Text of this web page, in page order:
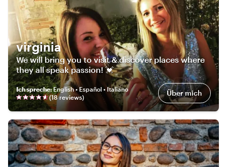
virginia
We will bring you to visit & discover places where
they all speak passion! 💓
Ich spreche:English • Español • Italiano
(18reviews) Über mich